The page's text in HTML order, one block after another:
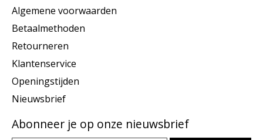
Algemene voorwaarden
Betaalmethoden
Retourneren
Klantenservice
Openingstijden
Nieuwsbrief
Abonneer je op onze nieuwsbrief